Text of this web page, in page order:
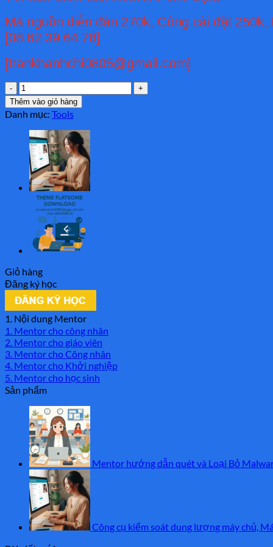
520.000 ₫.
Mã nguồn diễn đàn 270k, Công cài đặt
[08.62.39.64.78]
[trankhanhchi0805@gmail.com]
Diễn
đàn
Forum
XenForo
lượng
Thêm vào giỏ hàng
Danh mục: Tools
Giỏ hàng
Đăng ký học
1. Nội dung Mentor
1. Mentor cho công nhân
2. Mentor cho giáo viên
3. Mentor cho Công nhân
4. Mentor cho Khởi nghiệp
5. Mentor cho học sinh
Sản phẩm
Mentor hướng dẫn quét và Loại Bỏ
Công cụ kiểm soát dung lượng máy chủ,